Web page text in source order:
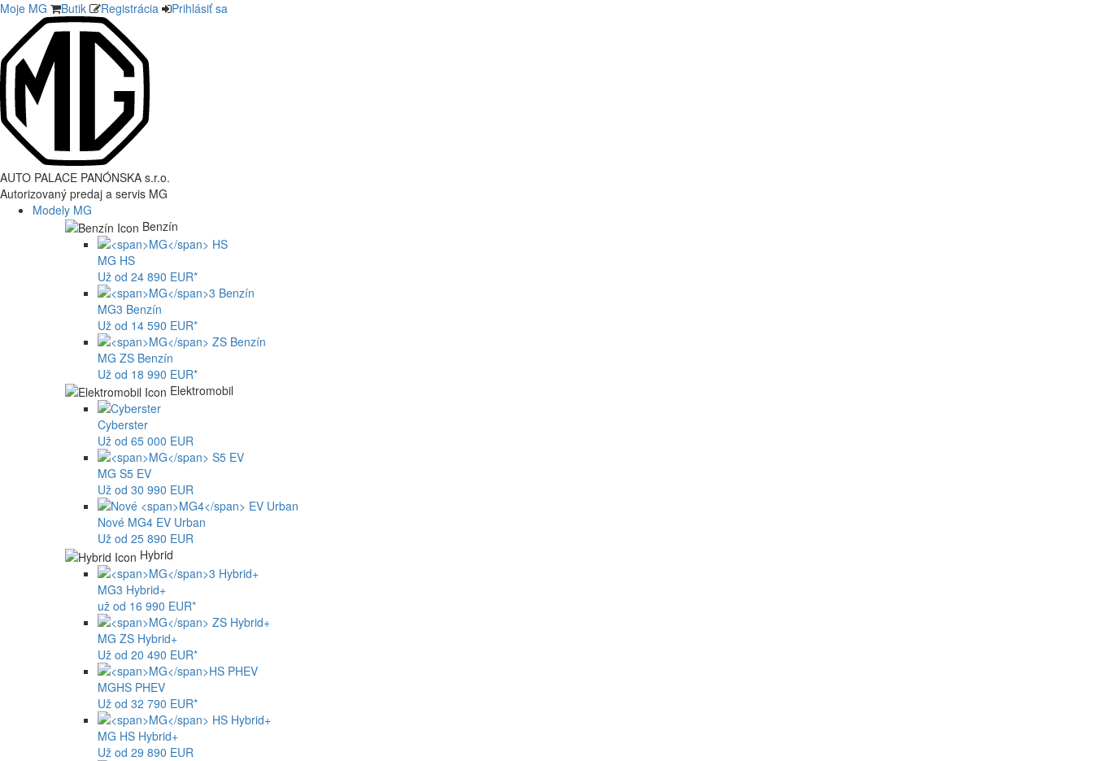
Moje MG Butik Registrácia Prihlásiť sa
AUTO PALACE PANÓNSKA s.r.o.
Autorizovaný predaj a servis MG
Modely MG
Benzín
MG HS
Už od 24 890 EUR*
MG3 Benzín
Už od 14 590 EUR*
MG ZS Benzín
Už od 18 990 EUR*
Elektromobil
Cyberster
Už od 65 000 EUR
MG S5 EV
Už od 30 990 EUR
Nové MG4 EV Urban
Už od 25 890 EUR
Hybrid
MG3 Hybrid+
už od 16 990 EUR*
MG ZS Hybrid+
Už od 20 490 EUR*
MGHS PHEV
Už od 32 790 EUR*
MG HS Hybrid+
Už od 29 890 EUR